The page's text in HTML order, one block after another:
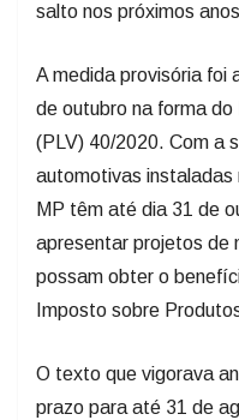
salto nos próximos
A medida provisória foi
de outubro na forma
(PLV) 40/2020. Com a
automotivas instaladas
MP têm até dia 31 de
apresentar projetos de
possam obter o
Imposto sobre
O texto que vigorava
prazo para até 31 de